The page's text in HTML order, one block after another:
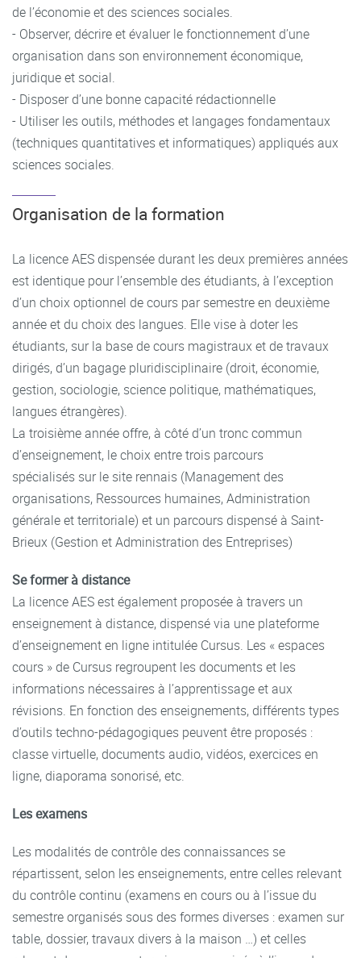
de l’économie et des sciences sociales.
- Observer, décrire et évaluer le fonctionnement d’une
organisation dans son environnement économique,
juridique et social.
- Disposer d’une bonne capacité rédactionnelle
- Utiliser les outils, méthodes et langages fondamentaux
(techniques quantitatives et informatiques) appliqués aux
sciences sociales.
Organisation de la formation
La licence AES dispensée durant les deux premières années
est identique pour l’ensemble des étudiants, à l’exception
d’un choix optionnel de cours par semestre en deuxième
année et du choix des langues. Elle vise à doter les
étudiants, sur la base de cours magistraux et de travaux
dirigés, d’un bagage pluridisciplinaire (droit, économie,
gestion, sociologie, science politique, mathématiques,
langues étrangères).
La troisième année offre, à côté d’un tronc commun
d’enseignement, le choix entre trois parcours
spécialisés sur le site rennais (Management des
organisations, Ressources humaines, Administration
générale et territoriale) et un parcours dispensé à Saint-
Brieux (Gestion et Administration des Entreprises)
Se former à distance
La licence AES est également proposée à travers un
enseignement à distance, dispensé via une plateforme
d’enseignement en ligne intitulée Cursus. Les « espaces
cours » de Cursus regroupent les documents et les
informations nécessaires à l’apprentissage et aux
révisions. En fonction des enseignements, différents types
d’outils techno-pédagogiques peuvent être proposés :
classe virtuelle, documents audio, vidéos, exercices en
ligne, diaporama sonorisé, etc.
Les examens
Les modalités de contrôle des connaissances se
répartissent, selon les enseignements, entre celles relevant
du contrôle continu (examens en cours ou à l’issue du
semestre organisés sous des formes diverses : examen sur
table, dossier, travaux divers à la maison …) et celles